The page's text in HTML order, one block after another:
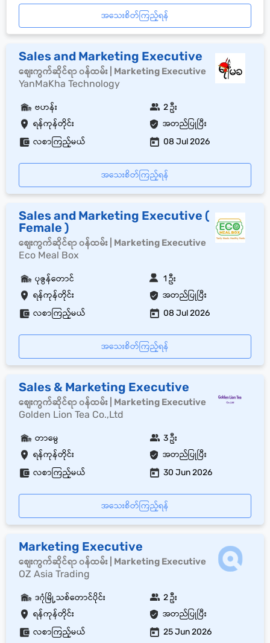
အသေးစိတ်ကြည့်ရန်
Sales and Marketing Executive
စျေးကွက်ဆိုင်ရာ ၀န်ထမ်း | Marketing Executive
YanMaKha Technology
ရန်ကုန်တိုင်း အတည်ပြုပြီး
ဗဟန်း 2 ဦး
လစာကြည့်မယ် 08 Jul 2026
အသေးစိတ်ကြည့်ရန်
Sales and Marketing Executive (
Female )
စျေးကွက်ဆိုင်ရာ ၀န်ထမ်း | Marketing Executive
Eco Meal Box
ရန်ကုန်တိုင်း အတည်ပြုပြီး
ပုဇွန်တောင် 1 ဦး
လစာကြည့်မယ် 08 Jul 2026
အသေးစိတ်ကြည့်ရန်
Sales & Marketing Executive
စျေးကွက်ဆိုင်ရာ ၀န်ထမ်း | Marketing Executive
Golden Lion Tea Co.,Ltd
ရန်ကုန်တိုင်း အတည်ပြုပြီး
တာမွေ 3 ဦး
လစာကြည့်မယ် 30 Jun 2026
အသေးစိတ်ကြည့်ရန်
Marketing Executive
စျေးကွက်ဆိုင်ရာ ၀န်ထမ်း | Marketing Executive
OZ Asia Trading
ရန်ကုန်တိုင်း အတည်ပြုပြီး
ဒဂုံမြို့သစ်တောင်ပိုင်း 2 ဦး
လစာကြည့်မယ် 25 Jun 2026